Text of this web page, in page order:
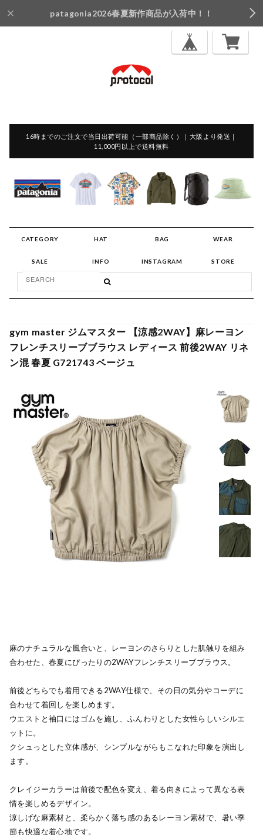
patagonia2026春夏新作商品が入荷中！！
16時までのご注文で当日出荷可能（一部商品除く）｜大阪より発送｜
11,000円以上で送料無料
CATEGORY HAT BAG WEAR
SALE INFO INSTAGRAM STORE
gym master ジムマスター 【涼感2WAY】麻レーヨン
フレンチスリーブブラウス レディース 前後2WAY リネ
ン混 春夏 G721743 ベージュ
麻のナチュラルな風合いと、レーヨンのさらりとした肌触りを組み
合わせた、春夏にぴったりの2WAYフレンチスリーブブラウス。
前後どちらでも着用できる2WAY仕様で、その日の気分やコーデに
合わせて着回しを楽しめます。
ウエストと袖口にはゴムを施し、ふんわりとした女性らしいシルエ
ットに。
クシュっとした立体感が、シンプルながらもこなれた印象を演出し
ます。
クレイジーカラーは前後で配色を変え、着る向きによって異なる表
情を楽しめるデザイン。
涼しげな麻素材と、柔らかく落ち感のあるレーヨン素材で、暑い季
節も快適な着心地です。